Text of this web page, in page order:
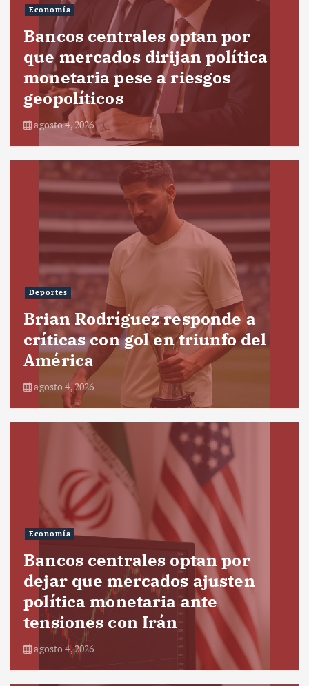
Economía
Bancos centrales optan por
que mercados dirijan política
monetaria pese a riesgos
geopolíticos
agosto 4, 2026
Deportes
Brian Rodríguez responde a
críticas con gol en triunfo del
América
agosto 4, 2026
Economía
Bancos centrales optan por
dejar que mercados ajusten
política monetaria ante
tensiones con Irán
agosto 4, 2026